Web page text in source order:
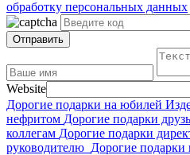
обработку персональных данных
Отправить
Website
Дорогие подарки на юбилей
нефритом Дорогие подарки
коллегам Дорогие подарки
руководителю Дорогие подарки